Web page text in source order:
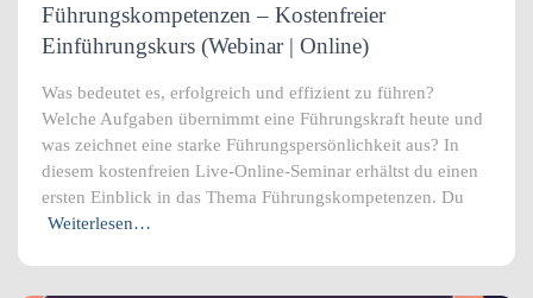
Führungskompetenzen – Kostenfreier
Einführungskurs (Webinar | Online)
Was bedeutet es, erfolgreich und effizient zu führen?
Welche Aufgaben übernimmt eine Führungskraft heute und
was zeichnet eine starke Führungspersönlichkeit aus? In
diesem kostenfreien Live-Online-Seminar erhältst du einen
ersten Einblick in das Thema Führungskompetenzen. Du
Weiterlesen…